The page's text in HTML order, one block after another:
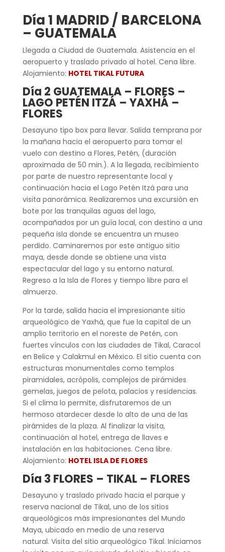
Día 1 MADRID / BARCELONA
– GUATEMALA
Llegada a Ciudad de Guatemala. Asistencia en el
aeropuerto y traslado privado al hotel. Cena libre.
Alojamiento: HOTEL TIKAL FUTURA
Día 2 GUATEMALA – FLORES –
LAGO PETÉN ITZÁ – YAXHÁ –
FLORES
Desayuno tipo box para llevar. Salida temprana por
la mañana hacia el aeropuerto para tomar el
vuelo con destino a Flores, Petén, (duración
aproximada de 50 min.). A la llegada, recibimiento
por parte de nuestro representante local y
continuación hacia el Lago Petén Itzá para una
visita panorámica. Realizaremos una excursión en
bote por las tranquilas aguas del lago,
acompañados por un guía local, con destino a una
pequeña isla donde se encuentra un museo
perdido. Caminaremos por este antiguo sitio
maya, desde donde se obtiene una vista
espectacular del lago y su entorno natural.
Regreso a la Isla de Flores y tiempo libre para el
almuerzo.
Por la tarde, salida hacia el impresionante sitio
arqueológico de Yaxhá, que fue la capital de un
amplio territorio en el noreste de Petén, con
fuertes vínculos con las ciudades de Tikal, Caracol
en Belice y Calakmul en México. El sitio cuenta con
estructuras monumentales como templos
piramidales, acrópolis, complejos de pirámides
gemelas, juegos de pelota, palacios y residencias.
Si el clima lo permite, disfrutaremos de un
hermoso atardecer desde lo alto de una de las
pirámides de la plaza. Al finalizar la visita,
continuación al hotel, entrega de llaves e
instalación en las habitaciones. Cena libre.
Alojamiento: HOTEL ISLA DE FLORES
Día 3 FLORES – TIKAL – FLORES
Desayuno y traslado privado hacia el parque y
reserva nacional de Tikal, uno de los sitios
arqueológicos más impresionantes del Mundo
Maya, ubicado en medio de una reserva
natural. Visita del sitio arqueológico Tikal. Iniciamos